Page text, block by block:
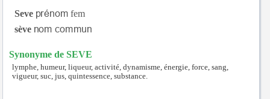
Seve
fem
sève
Synonyme de SEVE
lymphe, humeur, liqueur, activité, dynamisme, énergie, force, sang,
vigueur, suc, jus, quintessence, substance.